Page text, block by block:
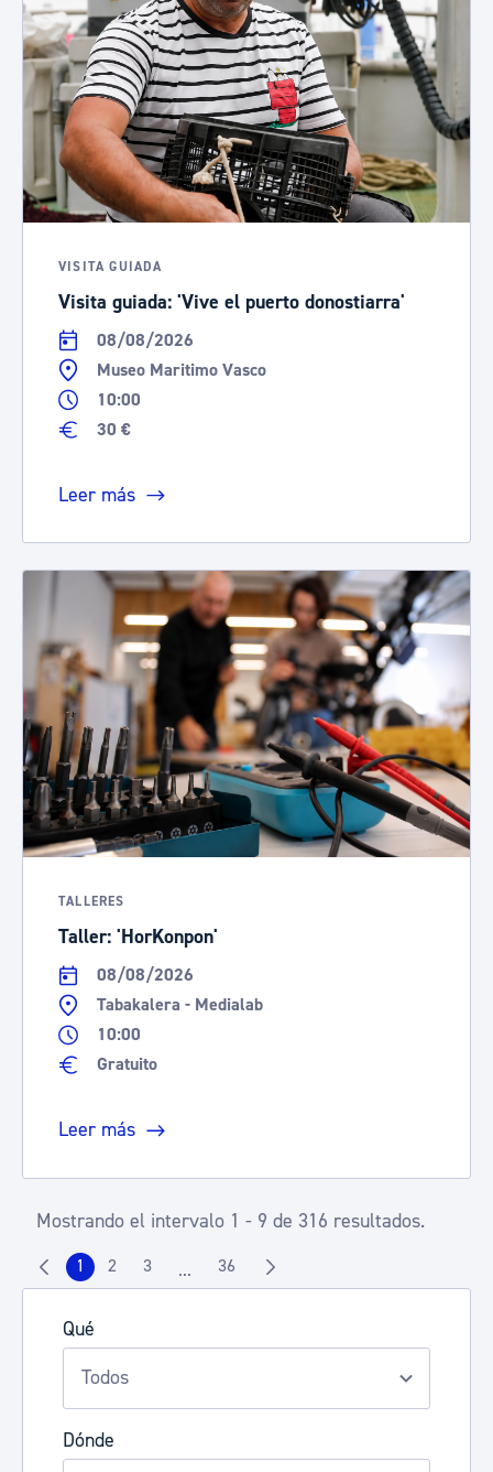
Qué
Dónde
VISITA GUIADA
Visita guiada: 'Vive el puerto donostiarra'
08/08/2026
Museo Maritimo Vasco
10:00
30 €
Leer más
TALLERES
Taller: 'HorKonpon'
08/08/2026
Tabakalera - Medialab
10:00
Gratuito
Leer más
Mostrando el intervalo 1 - 9 de 316 resultados.
Página
1 Página
2 Página
3 ...Páginas intermedias Use TAB para
Página
36